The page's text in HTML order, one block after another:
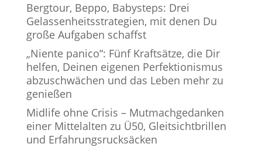
Bergtour, Beppo, Babysteps: Drei
Gelassenheitsstrategien, mit denen Du
große Aufgaben schaffst
„Niente panico“: Fünf Kraftsätze, die Dir
helfen, Deinen eigenen Perfektionismus
abzuschwächen und das Leben mehr zu
genießen
Midlife ohne Crisis – Mutmachgedanken
einer Mittelalten zu Ü50, Gleitsichtbrillen
und Erfahrungsrucksäcken